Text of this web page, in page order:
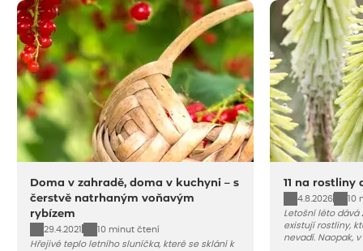
Doma v zahradě, doma v kuchyni – s
čerstvě natrhaným voňavým
rybízem
29.4.2021
10 minut čtení
Hřejivé teplo letního sluníčka, které se sklání k
11 na rostliny
4.8.2026
10
Letošní léto dává
existují rostliny,
nevadí. Naopak,